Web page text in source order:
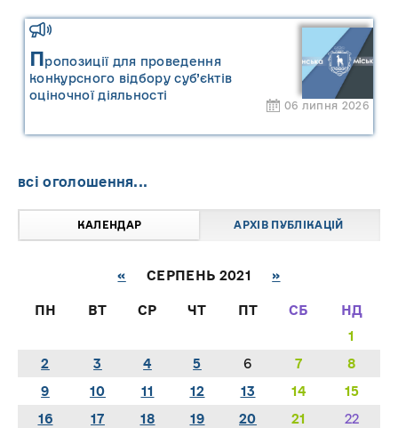
Пропозиції для проведення
конкурсного відбору суб’єктів
оціночної діяльності
06 липня 2026
всі оголошення...
КАЛЕНДАР АРХІВ ПУБЛІКАЦІЙ
« СЕРПЕНЬ 2021 »
ПН ВТ СР ЧТ ПТ СБ
НД
1
2
3 4 5 6 7
8
9
10 11 12 13 14
15
16
17 18 19 20 21
22